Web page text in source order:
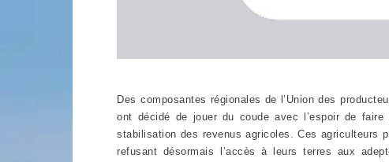
Des composantes régionales de l’Union des
ont décidé de jouer du coude avec l’espoir de
stabilisation des revenus agricoles. Ces agriculteurs
refusant désormais l’accès à leurs terres aux